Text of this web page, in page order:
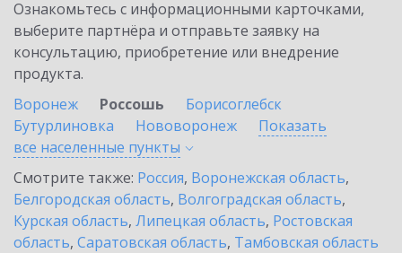
Ознакомьтесь с информационными карточками,
выберите партнёра и отправьте заявку на
консультацию, приобретение или внедрение
продукта.
Воронеж
Россошь
Борисоглебск
Бутурлиновка
Нововоронеж
Показать
все населенные пункты
Смотрите также: Россия, Воронежская область,
Белгородская область, Волгоградская область,
Курская область, Липецкая область, Ростовская
область, Саратовская область, Тамбовская область